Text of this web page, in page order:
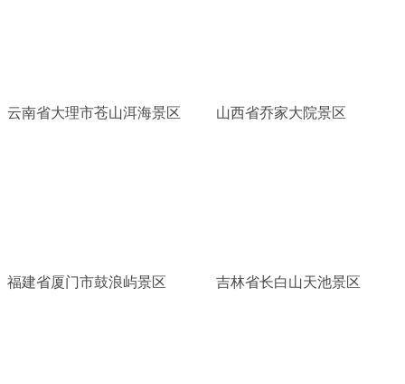
云南省大理市苍山洱海景区 山西省乔家大院景区
福建省厦门市鼓浪屿景区 吉林省长白山天池景区